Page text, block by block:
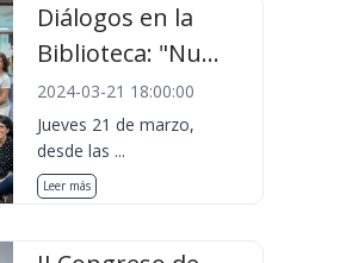
Diálogos en la
Biblioteca: "Nu...
2024-03-21 18:00:00
Jueves 21 de marzo,
desde las ...
Leer más